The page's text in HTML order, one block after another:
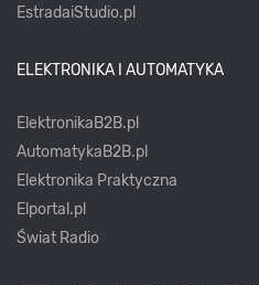
EstradaiStudio.pl
ELEKTRONIKA I AUTOMATYKA
ElektronikaB2B.pl
AutomatykaB2B.pl
Elektronika Praktyczna
Elportal.pl
Świat Radio